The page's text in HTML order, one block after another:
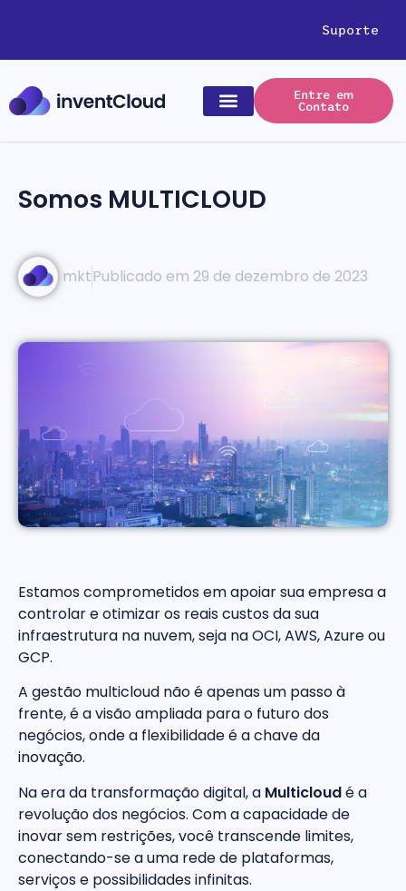
Suporte
Entre em
Contato
Somos MULTICLOUD
mktPublicado em 29 de dezembro de 2023
Estamos comprometidos em apoiar sua empresa a
controlar e otimizar os reais custos da sua
infraestrutura na nuvem, seja na OCI, AWS, Azure ou
GCP.
A gestão multicloud não é apenas um passo à
frente, é a visão ampliada para o futuro dos
negócios, onde a flexibilidade é a chave da
inovação.
Na era da transformação digital, a Multicloudé a
revolução dos negócios. Com a capacidade de
inovar sem restrições, você transcende limites,
conectando-se a uma rede de plataformas,
serviços e possibilidades infinitas.